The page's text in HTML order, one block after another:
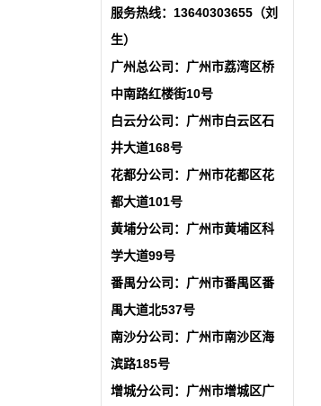
服务热线：13640303655（刘
生）
广州总公司：广州市荔湾区桥
中南路红楼街10号
白云分公司：广州市白云区石
井大道168号
花都分公司：广州市花都区花
都大道101号
黄埔分公司：广州市黄埔区科
学大道99号
番禺分公司：广州市番禺区番
禺大道北537号
南沙分公司：广州市南沙区海
滨路185号
增城分公司：广州市增城区广